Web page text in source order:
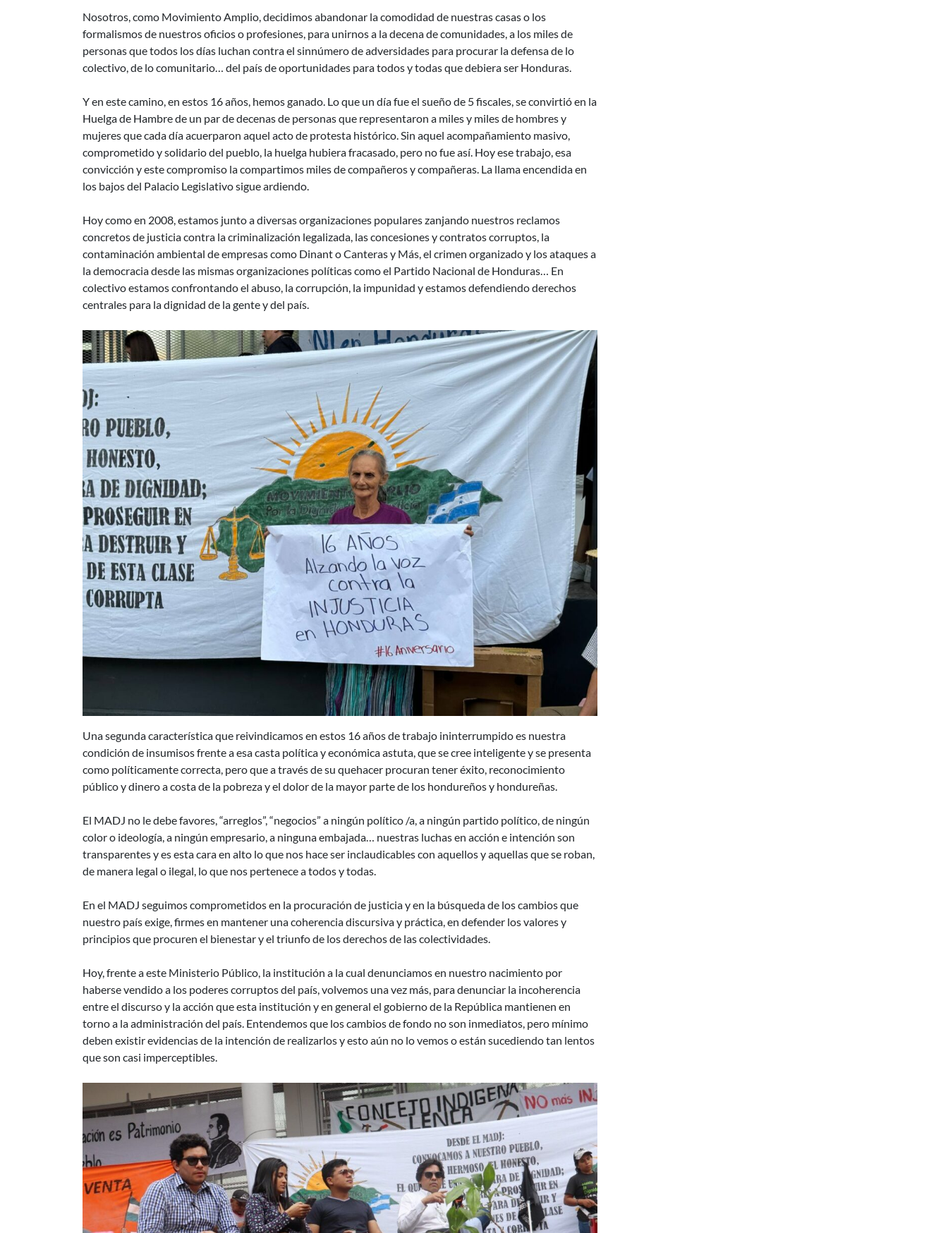
Nosotros, como Movimiento Amplio, decidimos abandonar la comodidad de nuestras casas o los
formalismos de nuestros oficios o profesiones, para unirnos a la decena de comunidades, a los miles de
personas que todos los días luchan contra el sinnúmero de adversidades para procurar la defensa de lo
colectivo, de lo comunitario… del país de oportunidades para todos y todas que debiera ser Honduras.
Y en este camino, en estos 16 años, hemos ganado. Lo que un día fue el sueño de 5 fiscales, se convirtió en la
Huelga de Hambre de un par de decenas de personas que representaron a miles y miles de hombres y
mujeres que cada día acuerparon aquel acto de protesta histórico. Sin aquel acompañamiento masivo,
comprometido y solidario del pueblo, la huelga hubiera fracasado, pero no fue así. Hoy ese trabajo, esa
convicción y este compromiso la compartimos miles de compañeros y compañeras. La llama encendida en
los bajos del Palacio Legislativo sigue ardiendo.
Hoy como en 2008, estamos junto a diversas organizaciones populares zanjando nuestros reclamos
concretos de justicia contra la criminalización legalizada, las concesiones y contratos corruptos, la
contaminación ambiental de empresas como Dinant o Canteras y Más, el crimen organizado y los ataques a
la democracia desde las mismas organizaciones políticas como el Partido Nacional de Honduras… En
colectivo estamos confrontando el abuso, la corrupción, la impunidad y estamos defendiendo derechos
centrales para la dignidad de la gente y del país.
Una segunda característica que reivindicamos en estos 16 años de trabajo ininterrumpido es nuestra
condición de insumisos frente a esa casta política y económica astuta, que se cree inteligente y se presenta
como políticamente correcta, pero que a través de su quehacer procuran tener éxito, reconocimiento
público y dinero a costa de la pobreza y el dolor de la mayor parte de los hondureños y hondureñas.
El MADJ no le debe favores, “arreglos”, “negocios” a ningún político /a, a ningún partido político, de ningún
color o ideología, a ningún empresario, a ninguna embajada… nuestras luchas en acción e intención son
transparentes y es esta cara en alto lo que nos hace ser inclaudicables con aquellos y aquellas que se roban,
de manera legal o ilegal, lo que nos pertenece a todos y todas.
En el MADJ seguimos comprometidos en la procuración de justicia y en la búsqueda de los cambios que
nuestro país exige, firmes en mantener una coherencia discursiva y práctica, en defender los valores y
principios que procuren el bienestar y el triunfo de los derechos de las colectividades.
Hoy, frente a este Ministerio Público, la institución a la cual denunciamos en nuestro nacimiento por
haberse vendido a los poderes corruptos del país, volvemos una vez más, para denunciar la incoherencia
entre el discurso y la acción que esta institución y en general el gobierno de la República mantienen en
torno a la administración del país. Entendemos que los cambios de fondo no son inmediatos, pero mínimo
deben existir evidencias de la intención de realizarlos y esto aún no lo vemos o están sucediendo tan lentos
que son casi imperceptibles.